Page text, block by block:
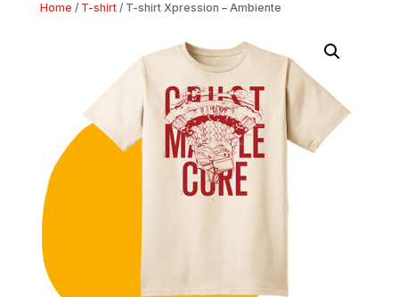
Home / T-shirt/ T-shirt Xpression – Ambiente